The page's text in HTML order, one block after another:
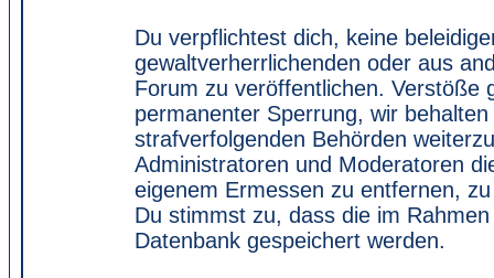
Du verpflichtest dich, keine
gewaltverherrlichenden oder aus
Forum zu veröffentlichen. Verstöße
permanenter Sperrung, wir
strafverfolgenden Behörden
Administratoren und Moderatoren
eigenem Ermessen zu entfernen,
Du stimmst zu, dass die im
Datenbank gespeichert werden.